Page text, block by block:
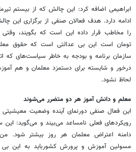
ادامه دارد. هدف فعالان صنفی از برگزاری این
سازمان برنامه و بودجه به خاطر سیاست‌های که
درخور و شایسته برای دستمزد معلمان و هم
لحاظ نشود.
معلم و دانش آموز هر دو متضرر می‌شوند
این فعال صنفی دورنمای آینده وضعیت
رویکردهای فعلی نامساعد می‌بیند و می‌گوید:
دامنه اعتراض معلمان هر روز بیشتر شود.
مسولین آموزش و پرورش کشوربايد به این